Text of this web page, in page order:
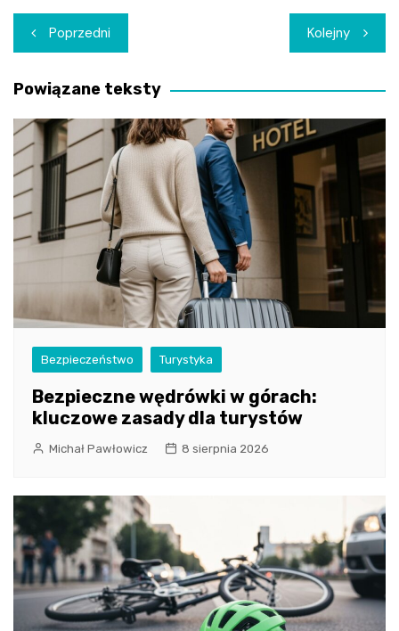
Nawigacja
wpisu
Poprzedni Kolejny
Powiązane teksty
Bezpieczeństwo Turystyka
Bezpieczne wędrówki w górach:
kluczowe zasady dla turystów
Michał Pawłowicz 8 sierpnia 2026